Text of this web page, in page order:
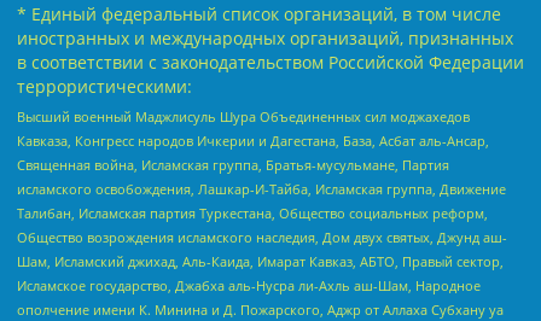
* Единый федеральный список организаций, в том числе
иностранных и международных организаций, признанных
в соответствии с законодательством Российской Федерации
террористическими:
Высший военный Маджлисуль Шура Объединенных сил моджахедов
Кавказа, Конгресс народов Ичкерии и Дагестана, База, Асбат аль-Ансар,
Священная война, Исламская группа, Братья-мусульмане, Партия
исламского освобождения, Лашкар-И-Тайба, Исламская группа, Движение
Талибан, Исламская партия Туркестана, Общество социальных реформ,
Общество возрождения исламского наследия, Дом двух святых, Джунд аш-
Шам, Исламский джихад, Аль-Каида, Имарат Кавказ, АБТО, Правый сектор,
Исламское государство, Джабха аль-Нусра ли-Ахль аш-Шам, Народное
ополчение имени К. Минина и Д. Пожарского, Аджр от Аллаха Субхану уа